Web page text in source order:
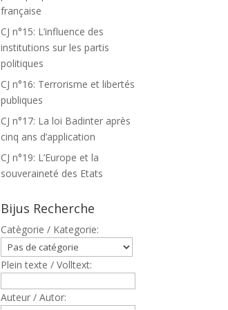
française
CJ n°15: L’influence des
institutions sur les partis
politiques
CJ n°16: Terrorisme et libertés
publiques
CJ n°17: La loi Badinter après
cinq ans d’application
CJ n°19: L’Europe et la
souveraineté des Etats
Bijus Recherche
Catègorie / Kategorie:
Plein texte / Volltext:
Auteur / Autor: